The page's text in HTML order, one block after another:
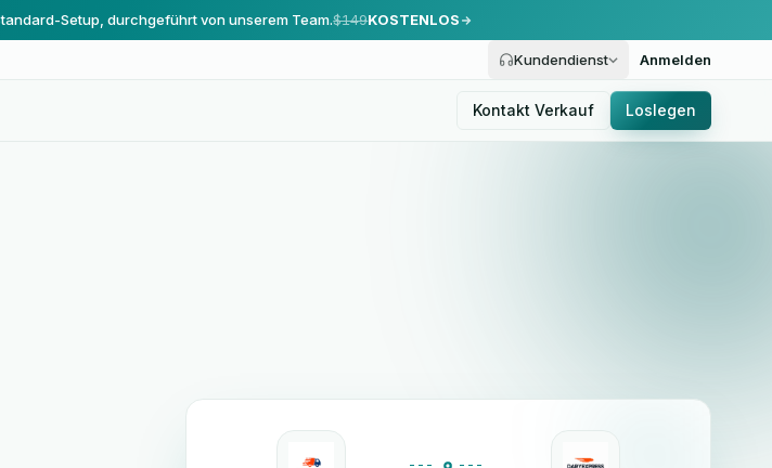
Setup, durchgeführt von unserem Team.$149KOSTENLOS
Kundendienst Anmelden
Kontakt Verkauf Loslegen